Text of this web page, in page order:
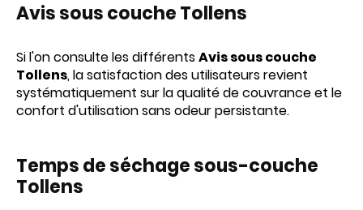
Avissous couche Tollens
Si l'on consulte les différentsAvis sous couche
Tollens, la satisfaction des utilisateurs revient
systématiquement sur la qualité de couvrance et le
confort d'utilisation sans odeur persistante.
Tempsdeséchagesous-couche
Tollens